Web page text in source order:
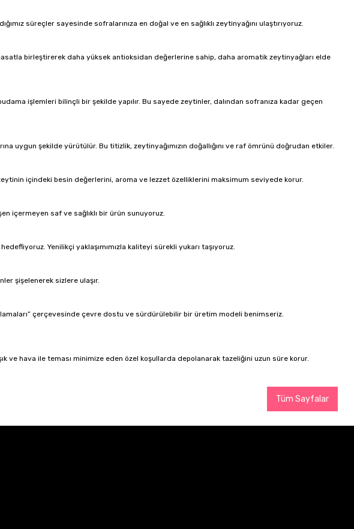
süreçler sayesinde sofralarınıza en doğal ve en sağlıklı zeytinyağını ulaştırıyoruz.
birleştirerek daha yüksek antioksidan değerlerine sahip, daha aromatik zeytinyağları elde
işlemleri bilinçli bir şekilde yapılır. Bu sayede zeytinler, dalından sofranıza kadar geçen
uygun şekilde yürütülür. Bu titizlik, zeytinyağımızın doğallığını ve raf ömrünü doğrudan etkiler.
içindeki besin değerlerini, aroma ve lezzet özelliklerini maksimum seviyede korur.
içermeyen saf ve sağlıklı bir ürün sunuyoruz.
Yenilikçi yaklaşımımızla kaliteyi sürekli yukarı taşıyoruz.
şişelenerek sizlere ulaşır.
çerçevesinde çevre dostu ve sürdürülebilir bir üretim modeli benimseriz.
ve hava ile teması minimize eden özel koşullarda depolanarak tazeliğini uzun süre korur.
Tüm Sayfalar